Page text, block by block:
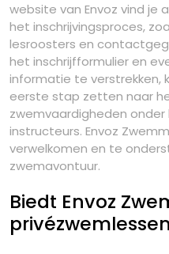
website van Envoz vind je
het inschrijvingsproces,
lesroosters en
het inschrijfformulier en
informatie te verstrekken,
eerste stap zetten naar
zwemvaardigheden
instructeurs. Envoz
verwelkomen en te
zwemavontuur.
Biedt Envoz